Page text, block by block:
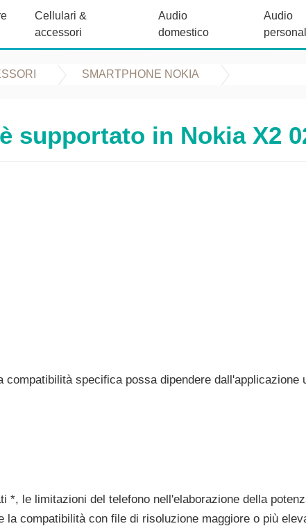
Cellulari &
accessori
Audio
domestico
Audio
SMARTPHONE NOKIA
supportato in Nokia X2
specifica possa dipendere dall'applicazione
*, le limitazioni del telefono nell'elaborazione della
compatibilità con file di risoluzione maggiore o più